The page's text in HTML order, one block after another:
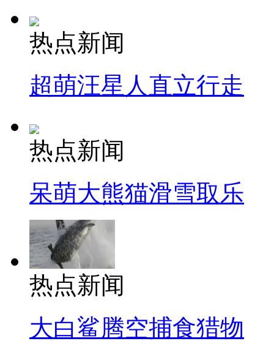
热点新闻
超萌汪星人直立行走
热点新闻
呆萌大熊猫滑雪取乐
热点新闻
大白鲨腾空捕食猎物